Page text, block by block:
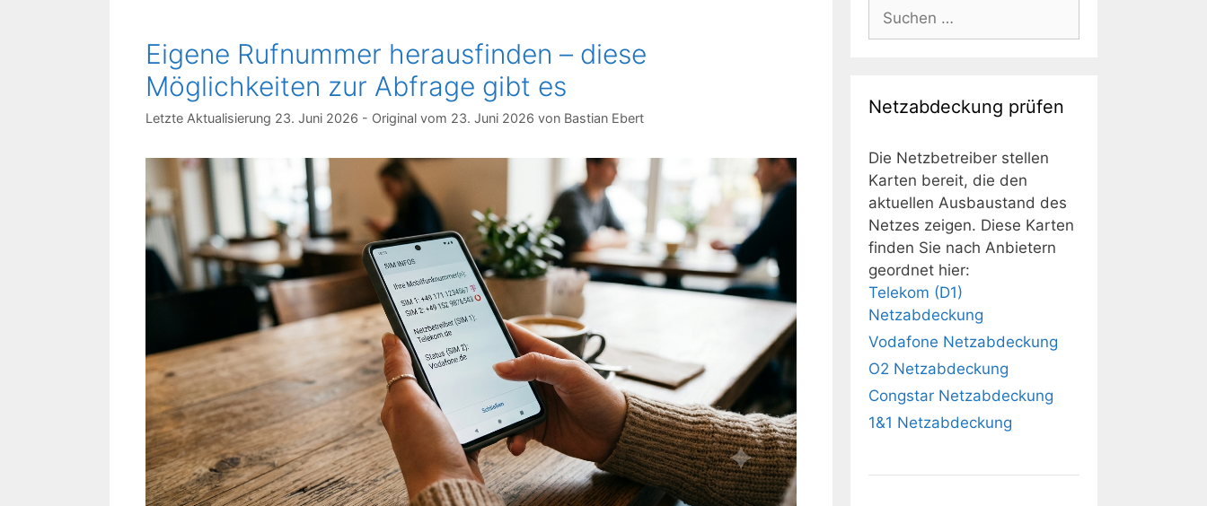
Eigene Rufnummer herausfinden – diese
Möglichkeiten zur Abfrage gibt es
23. Juni 2026 23. Juni 2026 von Bastian Ebert
nach:
Netzabdeckung prüfen
Die Netzbetreiber stellen
Karten bereit, die den
aktuellen Ausbaustand des
Netzes zeigen. Diese Karten
finden Sie nach Anbietern
geordnet hier:
Telekom (D1)
Netzabdeckung
Vodafone Netzabdeckung
O2 Netzabdeckung
Congstar Netzabdeckung
1&1 Netzabdeckung